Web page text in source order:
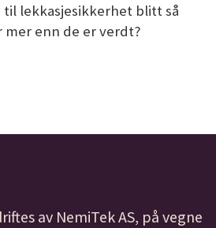
til lekkasjesikkerhet blitt så
enn de er verdt?
av NemiTek AS, på vegne